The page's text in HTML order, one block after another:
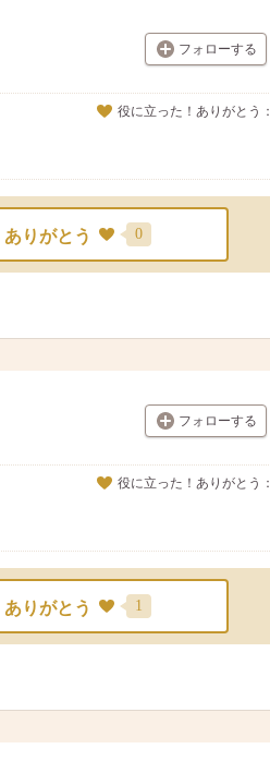
フォローする
役に立った！ありがとう：
ありがとう 0
フォローする
役に立った！ありがとう：
ありがとう 1